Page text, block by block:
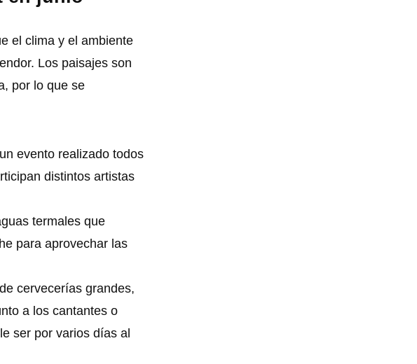
el clima y el ambiente
Los paisajes son
por lo que se
evento realizado todos
distintos artistas
termales que
para aprovechar las
cervecerías grandes,
a los cantantes o
ser por varios días al